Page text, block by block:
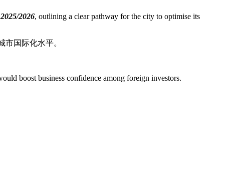
2026, outlining a clear pathway for the city to optimise its
市国际化水平。
boost business confidence among foreign investors.